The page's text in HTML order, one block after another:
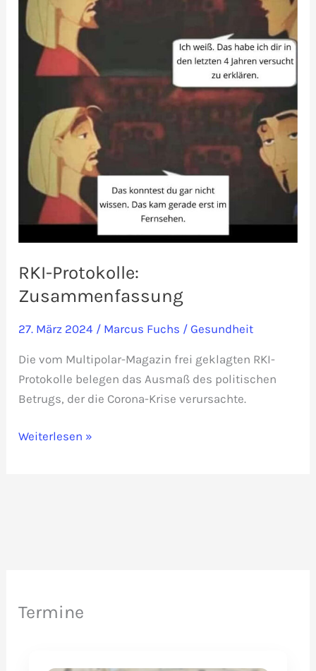
RKI-Protokolle:
Zusammenfassung
27. März 2024 / Marcus Fuchs /Gesundheit
Die vom Multipolar-Magazin frei geklagten RKI-
Protokolle belegen das Ausmaß des politischen
Betrugs, der die Corona-Krise verursachte.
RKI-
Weiterlesen »
Termine